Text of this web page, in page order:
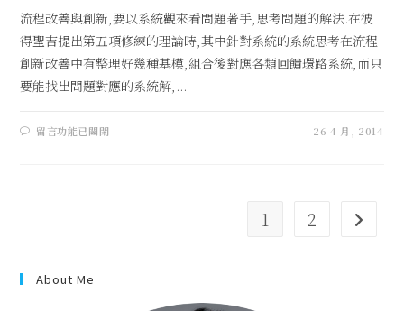
流程改善與創新,要以系統觀來看問題著手,思考問題的解法.在彼
得聖吉提出第五項修練的理論時,其中針對系統的系統思考在流程
創新改善中有整理好幾種基模,組合後對應各類回饋環路系統,而只
要能找出問題對應的系統解,...
留言功能已關閉 26 4 月, 2014
1 2
About Me